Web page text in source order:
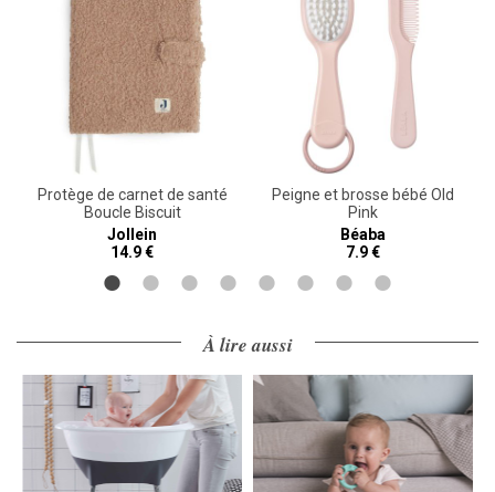
Protège de carnet de santé
Boucle Biscuit
Jollein
14.9 €
Peigne et brosse bébé Old
Pink
Béaba
7.9 €
À lire aussi